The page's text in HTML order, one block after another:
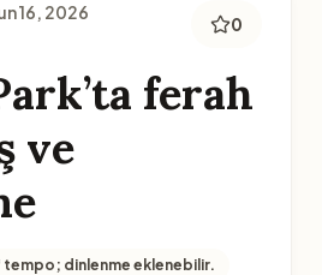
16, 2026
0
ferah
ve
tempo; dinlenme eklenebilir.